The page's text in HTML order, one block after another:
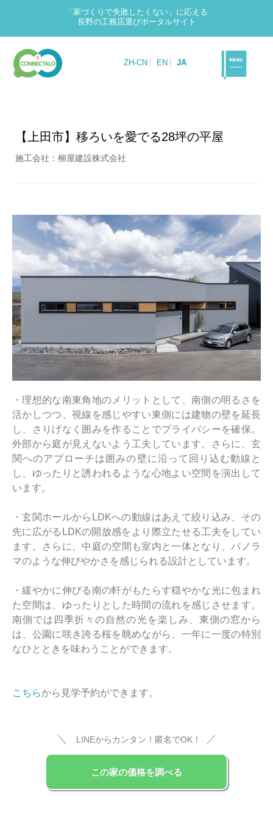
「家づくりで失敗したくない」に応える
長野の工務店選びポータルサイト
ZH-CN EN JA
【上田市】移ろいを愛でる28坪の平屋
施工会社：柳屋建設株式会社
・理想的な南東角地のメリットとして、南側の明るさを
活かしつつ、視線を感じやすい東側には建物の壁を延長
し、さりげなく囲みを作ることでプライバシーを確保。
外部から庭が見えないよう工夫しています。さらに、玄
関へのアプローチは囲みの壁に沿って回り込む動線と
し、ゆったりと誘われるような心地よい空間を演出して
います。
・玄関ホールからLDKへの動線はあえて絞り込み、その
先に広がるLDKの開放感をより際立たせる工夫をしてい
ます。さらに、中庭の空間も室内と一体となり、パノラ
マのような伸びやかさを感じられる設計としています。
・緩やかに伸びる南の軒がもたらす穏やかな光に包まれ
た空間は、ゆったりとした時間の流れを感じさせます。
南側では四季折々の自然の光を楽しみ、東側の窓から
は、公園に咲き誇る桜を眺めながら、一年に一度の特別
なひとときを味わうことができます。
こちらから見学予約ができます。
＼ LINEからカンタン！匿名でOK！ ／
この家の価格を調べる